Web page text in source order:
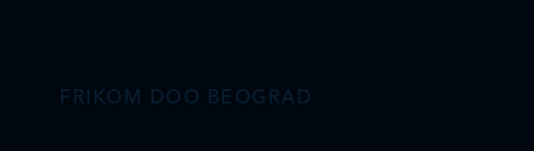
FRIKOM DOO BEOGRAD